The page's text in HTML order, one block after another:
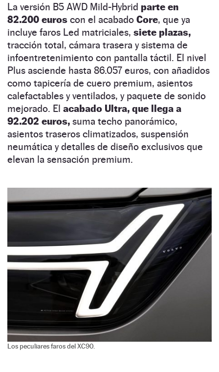
La versión B5 AWD Mild-Hybrid parte en
82.200 euros con el acabado Core, que ya
incluye faros Led matriciales, siete plazas,
tracción total, cámara trasera y sistema de
infoentretenimiento con pantalla táctil. El nivel
Plus asciende hasta 86.057 euros, con añadidos
como tapicería de cuero premium, asientos
calefactables y ventilados, y paquete de sonido
mejorado. El acabado Ultra, que llega a
92.202 euros, suma techo panorámico,
asientos traseros climatizados, suspensión
neumática y detalles de diseño exclusivos que
elevan la sensación premium.
Los peculiares faros del XC90.